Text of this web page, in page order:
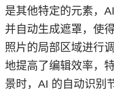
是其他特定的元素，
并自动生成遮罩，使
照片的局部区域进行
地提高了编辑效率，
景时，AI 的自动识别